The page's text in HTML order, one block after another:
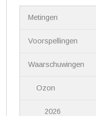
Metingen
Voorspellingen
Waarschuwingen
Ozon
2026